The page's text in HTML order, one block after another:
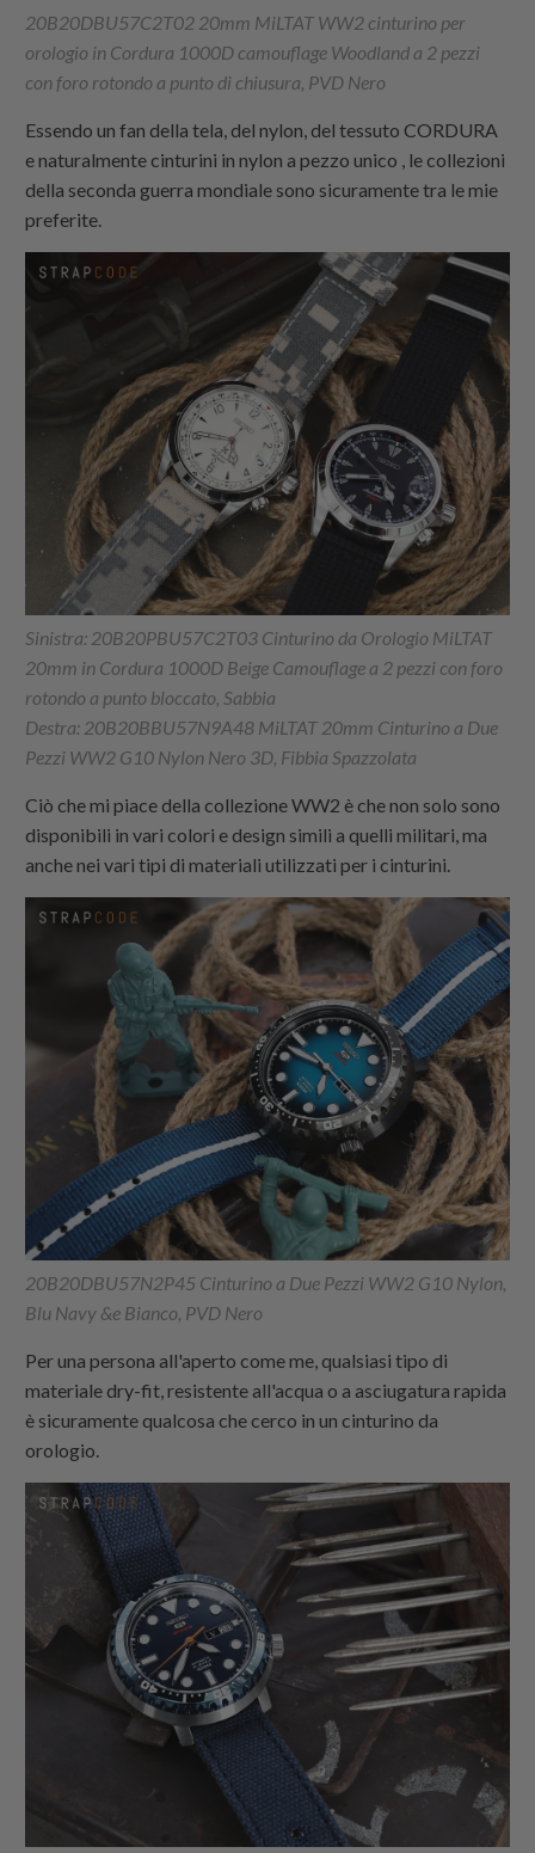
20B20DBU57C2T02 20mm MiLTAT WW2 cinturino per
orologio in Cordura 1000D camouflage Woodland a 2 pezzi
con foro rotondo a punto di chiusura, PVD Nero
Essendo un fan della tela, del nylon, del tessuto CORDURA
e naturalmentecinturini in nylon a pezzo unico , le collezioni
della seconda guerra mondiale sono sicuramente tra le mie
preferite.
Sinistra: 20B20PBU57C2T03 Cinturino da Orologio MiLTAT
20mm in Cordura 1000D Beige Camouflage a 2 pezzi con foro
rotondo a punto bloccato, Sabbia
Destra: 20B20BBU57N9A48 MiLTAT 20mm Cinturino a Due
Pezzi WW2 G10 Nylon Nero 3D, Fibbia Spazzolata
Ciò che mi piace della collezione WW2 è che non solo sono
disponibili in vari colori e design simili a quelli militari, ma
anche nei vari tipi di materiali utilizzati per i cinturini.
20B20DBU57N2P45 Cinturino a Due Pezzi WW2 G10 Nylon,
Blu Navy &e Bianco, PVD Nero
Per una persona all'aperto come me, qualsiasi tipo di
materiale dry-fit, resistente all'acqua o a asciugatura rapida
è sicuramente qualcosa che cerco in un cinturino da
orologio.